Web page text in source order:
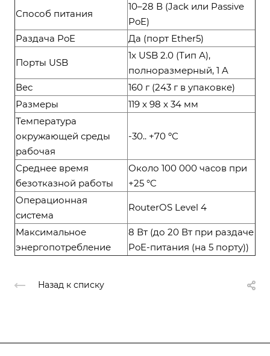
Способ питания
10–28 В (Jack или Passive
PoE)
Раздача PoE
Да (порт Ether5)
Порты USB
1x USB 2.0 (Тип А),
полноразмерный, 1 A
Вес
160 г (243 г в упаковке)
Размеры
119 x 98 x 34 мм
Температура
окружающей среды
рабочая
-30.. +70 ºС
Среднее время
безотказной работы
Около 100 000 часов при
+25 °C
Операционная
система
RouterOS Level 4
Максимальное
энергопотребление
8 Вт (до 20 Вт при раздаче
PoE-питания (на 5 порту))
Назад к списку